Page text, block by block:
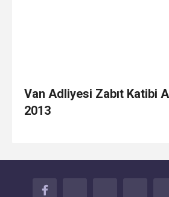
Van Adliyesi Zabıt Katibi
2013